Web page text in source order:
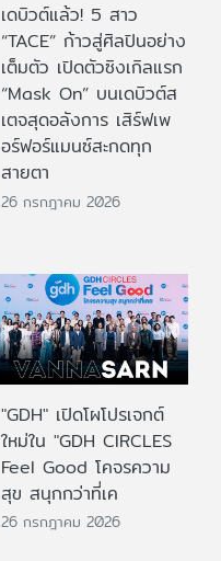
เดบิวต์แล้ว! 5 สาว
“TACE” ก้าวสู่ศิลปินอย่าง
เต็มตัว เปิดตัวซิงเกิลแรก
“Mask On” บนเดบิวต์ส
เตจสุดอลังการ เสิร์ฟเพ
อร์ฟอร์แมนซ์สะกดทุก
สายตา
26 กรกฎาคม 2026
"GDH" เปิดโผโปรเจกต์
ใหม่ใน "GDH CIRCLES
Feel Good โคจรความ
สุข สนุกกว่าที่เค
26 กรกฎาคม 2026